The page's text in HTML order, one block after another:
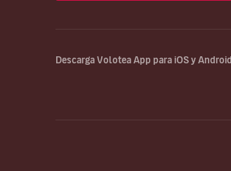
Descarga Volotea App para iOS y Android